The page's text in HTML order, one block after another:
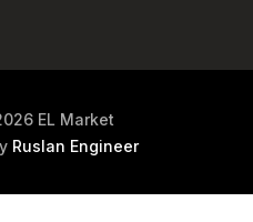
EL Market
Ruslan Engineer